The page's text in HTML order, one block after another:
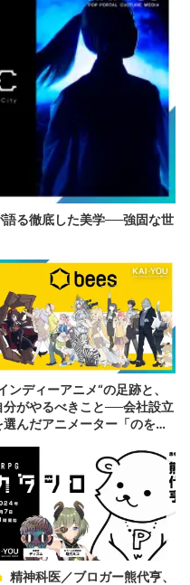
る徹底した美学──強固な世
ンディーアニメ“の足跡と、
分がやるべきこと──会社設立
選んだアニメーター「のを